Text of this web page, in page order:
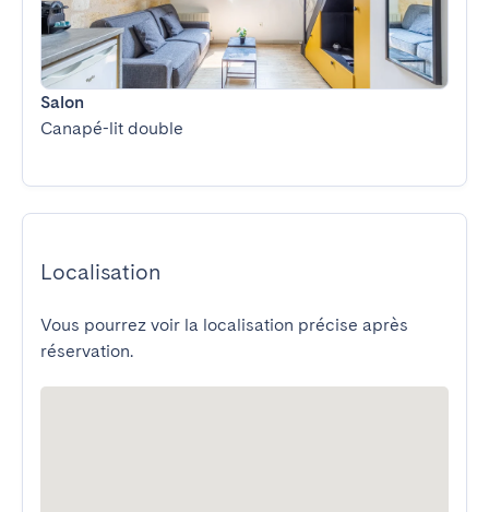
Salon
Canapé-lit double
Localisation
Vous pourrez voir la localisation précise après
réservation.